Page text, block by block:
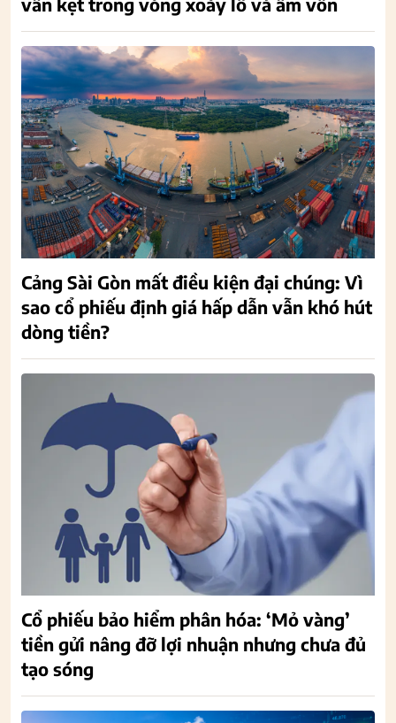
Cảng Sài Gòn mất điều kiện đại chúng: Vì
sao cổ phiếu định giá hấp dẫn vẫn khó hút
dòng tiền?
Cổ phiếu bảo hiểm phân hóa: ‘Mỏ vàng’
tiền gửi nâng đỡ lợi nhuận nhưng chưa đủ
tạo sóng